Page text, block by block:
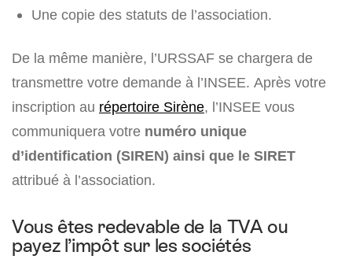
Une copie des statuts de l’association.
De la même manière, l’URSSAF se chargera de
transmettre votre demande à l’INSEE. Après votre
inscription au répertoire Sirène, l’INSEE vous
communiquera votre numéro unique
d’identification (SIREN) ainsi que le SIRET
attribué à l’association.
Vous êtes redevable de la TVA ou
payez l’impôt sur les sociétés